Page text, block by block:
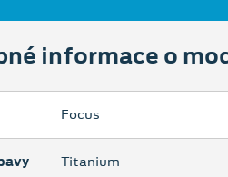
informace o
Focus
Titanium